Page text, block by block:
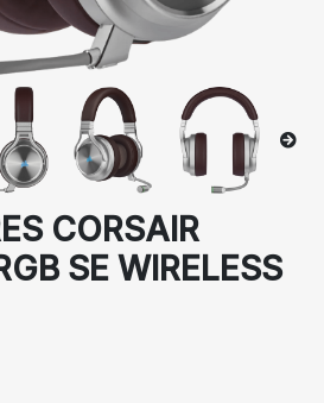
CORSAIR
SE WIRELESS